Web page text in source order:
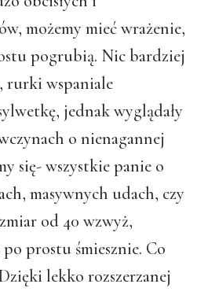
możemy mieć wrażenie,
pogrubią. Nic bardziej
rurki wspaniale
jednak wyglądały
o nienagannej
się- wszystkie panie o
masywnych udach, czy
od 40 wzwyż,
prostu śmiesznie. Co
lekko rozszerzanej